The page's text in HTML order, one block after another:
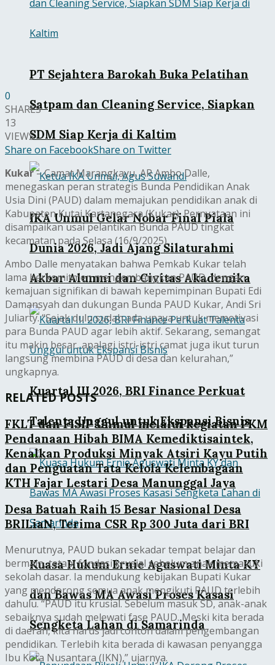
PT Sejahtera Barokah Buka Pelatihan
Satpam dan Cleaning Service, Siapkan
SDM Siap Kerja di Kaltim
IKA Unmul Gelar Nobar Final Piala
Dunia 2026, Jadi Ajang Silaturahmi
Akbar Alumni dan Civitas Akademika
Kuartal III 2026, BRI Finance Perkuat
Talenta Unggul untuk Ekspansi Bisnis
Kuasa Hukum Ernie Aguswati Minta KY
dan Bawas MA Awasi Proses Kasasi
Sengketa Lahan di Samarinda
0
SHARES
13
VIEWS
Share on FacebookShare on Twitter
Kukar– Camat Marangkayu, AR Ambo Dalle,
menegaskan peran strategis Bunda Pendidikan Anak
Usia Dini (PAUD) dalam memajukan pendidikan anak di
Kabupaten Kutai Kartanegara (Kukar). Pernyataan ini
disampaikan usai pelantikan Bunda PAUD tingkat
kecamatan pada Selasa (16/9/2025).
Ambo Dalle menyatakan bahwa Pemkab Kukar telah
lama berkomitmen mengembangkan PAUD, dengan
kemajuan signifikan di bawah kepemimpinan Bupati Edi
Damansyah dan dukungan Bunda PAUD Kukar, Andi Sri
Juliarty. “Sejak dulu sudah ada upaya untuk memotivasi
para Bunda PAUD agar lebih aktif. Sekarang, semangat
itu makin besar, apalagi istri-istri camat juga ikut turun
langsung membina PAUD di desa dan kelurahan,”
ungkapnya.
RELATED POSTS
FKLT dan FISIP Unmul melalui kegiatan PKM
Pendanaan Hibah BIMA Kemediktisaintek,
Kenalkan Produksi Minyak Atsiri Kayu Putih
dan Penguatan Tata Kelola Kelembagaan
KTH Fajar Lestari Desa Manunggal Jaya
Desa Batuah Raih 15 Besar Nasional Desa
BRILiaN, Terima CSR Rp 300 Juta dari BRI
Menurutnya, PAUD bukan sekadar tempat belajar dan
bermain, tetapi fondasi krusial sebelum anak memasuki
sekolah dasar. Ia mendukung kebijakan Bupati Kukar
yang mendorong semua anak mengikuti PAUD terlebih
dahulu. “PAUD itu krusial. Sebelum masuk SD, anak-anak
sebaiknya sudah melewati fase PAUD. Meski kita berada
di daerah, kita harus jadi contoh dalam pengembangan
pendidikan. Terlebih kita berada di kawasan penyangga
Ibu Kota Nusantara (IKN),” ujarnya.